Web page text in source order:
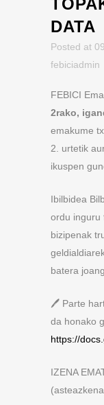
DATA
Posted at
febiciadmin
FEBICI
2rako,
emakume
2. urtetik
ikuspen
Ibilbidea
ordu inguru
bizipenak
batera
🖊 Parte
da honako
https://
IZENA